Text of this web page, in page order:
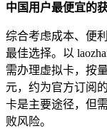
中国用户最便宜的
综合考虑成本、便
最佳选择。以
需办理虚拟卡，按
元，约为官方订阅
卡是主要途径，但
败风险。